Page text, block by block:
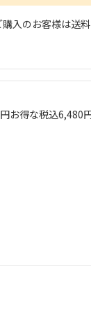
入のお客様は送
お得な税込6,480